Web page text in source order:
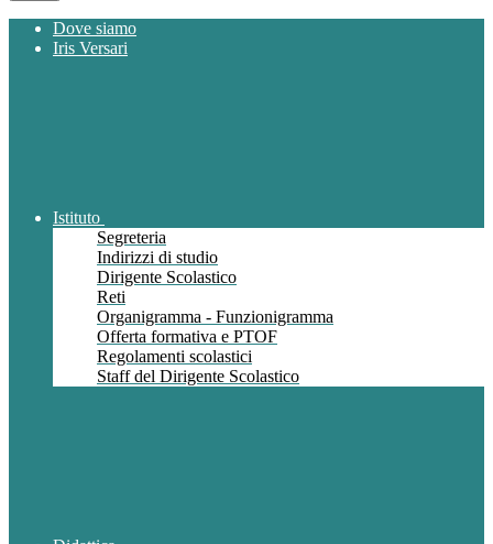
Dove siamo
Iris Versari
Istituto
Segreteria
Indirizzi di studio
Dirigente Scolastico
Reti
Organigramma - Funzionigramma
Offerta formativa e PTOF
Regolamenti scolastici
Staff del Dirigente Scolastico